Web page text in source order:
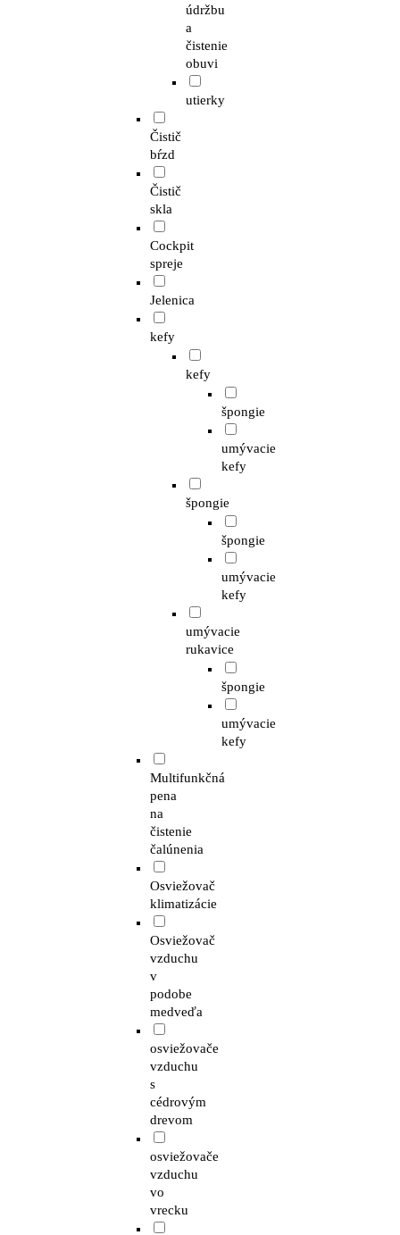
údržbu
a
čistenie
obuvi
utierky
Čistič
bŕzd
Čistič
skla
Cockpit
spreje
Jelenica
kefy
kefy
špongie
umývacie
kefy
špongie
špongie
umývacie
kefy
umývacie
rukavice
špongie
umývacie
kefy
Multifunkčná
pena
na
čistenie
čalúnenia
Osviežovač
klimatizácie
Osviežovač
vzduchu
v
podobe
medveďa
osviežovače
vzduchu
s
cédrovým
drevom
osviežovače
vzduchu
vo
vrecku